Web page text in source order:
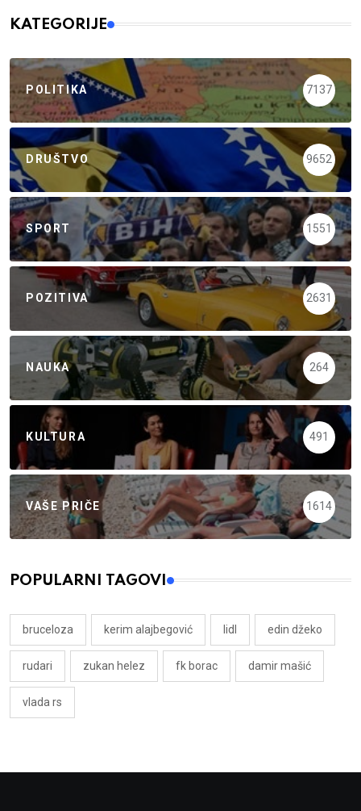
KATEGORIJE
POLITIKA 7137
DRUŠTVO 9652
SPORT 1551
POZITIVA 2631
NAUKA 264
KULTURA 491
VAŠE PRIČE 1614
POPULARNI TAGOVI
bruceloza kerim alajbegović lidl edin džeko
rudari zukan helez fk borac damir mašić
vlada rs